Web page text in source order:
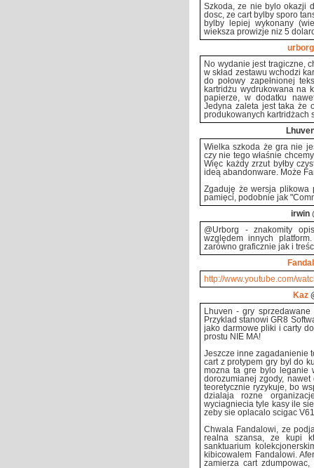
Szkoda, ze nie bylo okazji
dosc, ze cart bylby sporo
bylby lepiej wykonany
wieksza prowizje niz 5
urborg
No wydanie jest tragiczne,
w skład zestawu wchodzi
do połowy zapełnionej
kartridżu wydrukowana na
papierze, w dodatku
Jedyna zaleta jest taka że
produkowanych kartridżach
Wielka szkoda że gra nie
czy nie tego właśnie
Więc każdy zrzut byłby
ideą abandonware. Może
Zgaduję że wersja plikowa
pamięci, podobnie jak
irwin
@Urborg - znakomity
względem innych
zarówno graficznie jak i
Fandal
http://www.youtube.com/
Kaz
Lhuven - gry
Przyklad stanowi GR8
jako darmowe pliki i carty
prostu NIE MA!
Jeszcze inne zagadanienie
cart z protypem gry byl do
mozna ta gre bylo leganie
dorozumianej zgody,
teoretycznie ryzykuje, bo
dzialaja rozne
wyciagniecia tyle kasy ile
zeby sie oplacalo scigac
Chwala Fandalowi, ze
realna szansa, ze kupi
sanktuarium
kibicowalem Fandalowi.
zamierza cart